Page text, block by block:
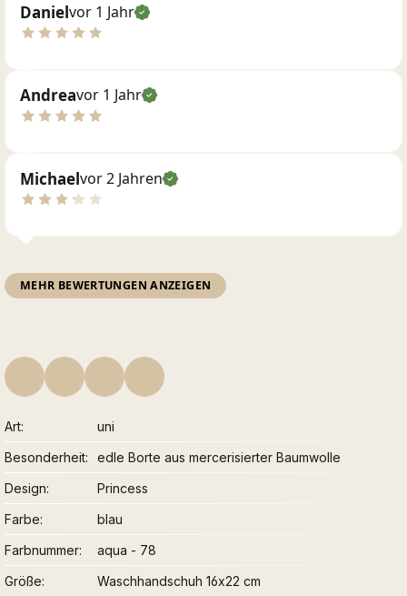
Danielvor 1 Jahr
Andreavor 1 Jahr
Michaelvor 2 Jahren
MEHR BEWERTUNGEN ANZEIGEN
Art
uni
Besonderheit
edle Borte aus mercerisierter Baumwolle
Design
Princess
Farbe
blau
Farbnummer
aqua - 78
Größe
Waschhandschuh 16x22 cm